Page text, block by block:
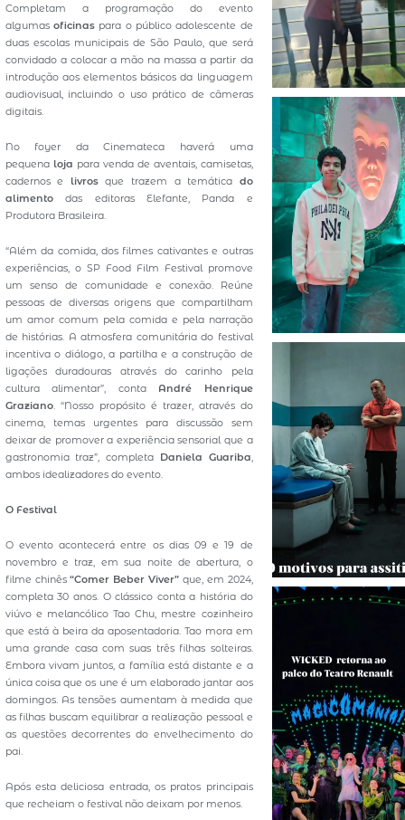
Completam a programação do evento
algumasoficinas para o público adolescente de
duas escolas municipais de São Paulo, que será
convidado a colocar a mão na massa a partir da
introdução aos elementos básicos da linguagem
audiovisual, incluindo o uso prático de câmeras
digitais.
No foyer da Cinemateca haverá uma
pequena loja para venda de aventais, camisetas,
cadernos e livrosque trazem a temática do
alimentodas editoras Elefante, Panda e
Produtora Brasileira.
“Além da comida, dos filmes cativantes e outras
experiências, o SP Food Film Festival promove
um senso de comunidade e conexão. Reúne
pessoas de diversas origens que compartilham
um amor comum pela comida e pela narração
de histórias. A atmosfera comunitária do festival
incentiva o diálogo, a partilha e a construção de
ligações duradouras através do carinho pela
cultura alimentar”, conta André Henrique
Graziano. “Nosso propósito é trazer, através do
cinema, temas urgentes para discussão sem
deixar de promover a experiência sensorial que a
gastronomia traz”, completa Daniela Guariba,
ambos idealizadores do evento.
O Festival
O evento acontecerá entre os dias 09 e 19 de
novembro e traz, em sua noite de abertura, o
filme chinês“Comer Beber Viver” que, em 2024,
completa 30 anos. O clássico conta a história do
viúvo e melancólico Tao Chu, mestre cozinheiro
que está à beira da aposentadoria. Tao mora em
uma grande casa com suas três filhas solteiras.
Embora vivam juntos, a família está distante e a
única coisa que os une é um elaborado jantar aos
domingos. As tensões aumentam à medida que
as filhas buscam equilibrar a realização pessoal e
as questões decorrentes do envelhecimento do
pai.
Após esta deliciosa entrada, os pratos principais
que recheiam o festival não deixam por menos.